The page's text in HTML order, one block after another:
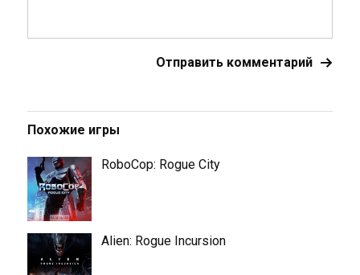
Похожие игры
RoboCop: Rogue City
Alien: Rogue Incursion